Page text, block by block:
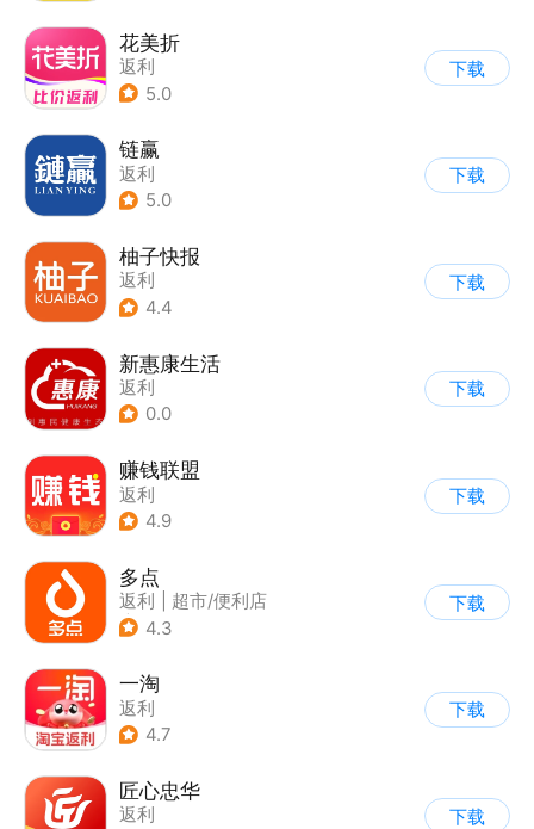
花美折
返利
5.0
下载
链赢
返利
5.0
下载
柚子快报
返利
4.4
下载
新惠康生活
返利
0.0
下载
赚钱联盟
返利
4.9
下载
多点
返利
超市/便利店
| 生鲜/买菜
4.3
下载
一淘
返利
4.7
下载
匠心忠华
返利
下载